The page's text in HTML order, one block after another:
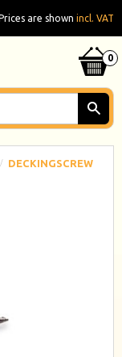
are shown incl. VAT
DECKINGSCREW